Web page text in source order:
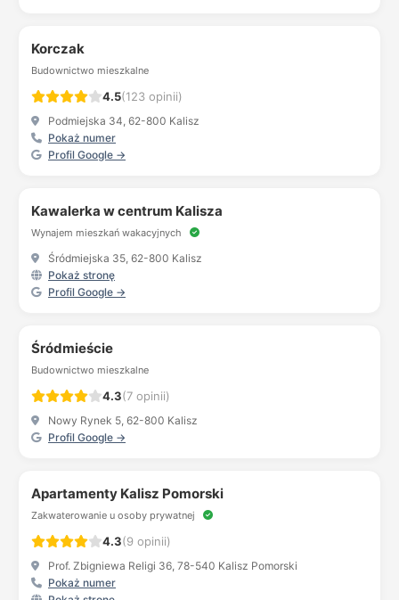
Korczak
Budownictwo mieszkalne
4.5(123 opinii)
Podmiejska 34, 62-800 Kalisz
Pokaż numer
Profil Google →
Kawalerka w centrum Kalisza
Wynajem mieszkań wakacyjnych
Śródmiejska 35, 62-800 Kalisz
Pokaż stronę
Profil Google →
Śródmieście
Budownictwo mieszkalne
4.3(7 opinii)
Nowy Rynek 5, 62-800 Kalisz
Profil Google →
Apartamenty Kalisz Pomorski
Zakwaterowanie u osoby prywatnej
4.3(9 opinii)
Prof. Zbigniewa Religi 36, 78-540 Kalisz Pomorski
Pokaż numer